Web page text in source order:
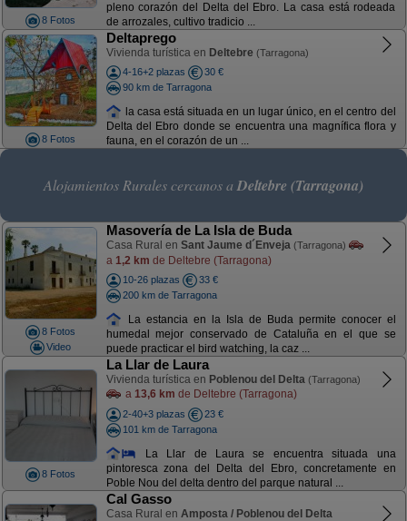
8 Fotos
pleno corazón del Delta del Ebro. La casa está rodeada
de arrozales, cultivo tradicio ...
8 Fotos
Deltaprego
Vivienda turística en Deltebre (Tarragona)
4-16+2 plazas
30 €
90 km de Tarragona
la casa está situada en un lugar único, en el centro del
Delta del Ebro donde se encuentra una magnífica flora y
fauna, en el corazón de un ...
Alojamientos Rurales cercanos a Deltebre (Tarragona)
8 Fotos
Video
Masovería de La Isla de Buda
Casa Rural en Sant Jaume d´Enveja (Tarragona)
a 1,2 km de Deltebre (Tarragona)
10-26 plazas
33 €
200 km de Tarragona
La estancia en la Isla de Buda permite conocer el
humedal mejor conservado de Cataluña en el que se
puede practicar el bird watching, la caz ...
8 Fotos
La Llar de Laura
Vivienda turística en Poblenou del Delta (Tarragona)
a 13,6 km de Deltebre (Tarragona)
2-40+3 plazas
23 €
101 km de Tarragona
La Llar de Laura se encuentra situada una
pintoresca zona del Delta del Ebro, concretamente en
Poble Nou del delta dentro del parque natural ...
Cal Gasso
Casa Rural en Amposta / Poblenou del Delta